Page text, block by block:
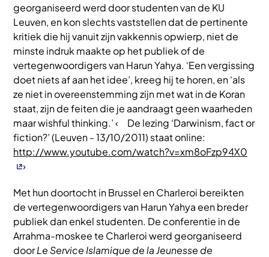
georganiseerd werd door studenten van de KU
Leuven, en kon slechts vaststellen dat de pertinente
kritiek die hij vanuit zijn vakkennis opwierp, niet de
minste indruk maakte op het publiek of de
vertegenwoordigers van Harun Yahya. ‘Een vergissing
doet niets af aan het idee’, kreeg hij te horen, en ‘als
ze niet in overeenstemming zijn met wat in de Koran
staat, zijn de feiten die je aandraagt geen waarheden
maar wishful thinking.’ ‹ De lezing ‘Darwinism, fact or
fiction?’ (Leuven - 13/10/2011) staat online:
http://www.youtube.com/watch?v=xm8oFzp94X0
›
Met hun doortocht in Brussel en Charleroi bereikten
de vertegenwoordigers van Harun Yahya een breder
publiek dan enkel studenten. De conferentie in de
Arrahma-moskee te Charleroi werd georganiseerd
doorLe Service Islamique de la Jeunesse de